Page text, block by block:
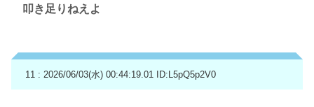
叩き足りねえよ
11 : 2026/06/03(水) 00:44:19.01 ID:L5pQ5p2V0